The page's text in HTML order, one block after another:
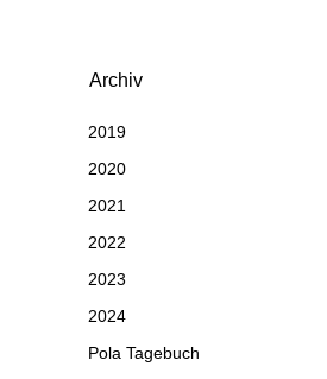
Archiv
2019
2020
2021
2022
2023
2024
Pola Tagebuch